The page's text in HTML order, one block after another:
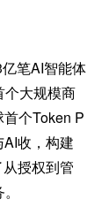
笔AI智能体
个大规模商
个Token P
收，构建
授权到管